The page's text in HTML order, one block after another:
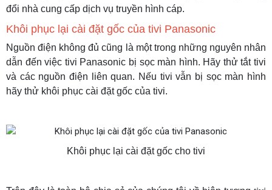
đổi nhà cung cấp dịch vụ truyền hình cáp.
Khôi phục lại cài đặt gốc của tivi Panasonic
Nguồn điện không đủ cũng là một trong những nguyên nhân
dẫn đến việc tivi Panasonic bị sọc màn hình. Hãy thử tắt tivi
và các nguồn điện liên quan. Nếu tivi vẫn bị sọc màn hình
hãy thử khôi phục cài đặt gốc của tivi.
Khôi phục lại cài đặt gốc cho tivi